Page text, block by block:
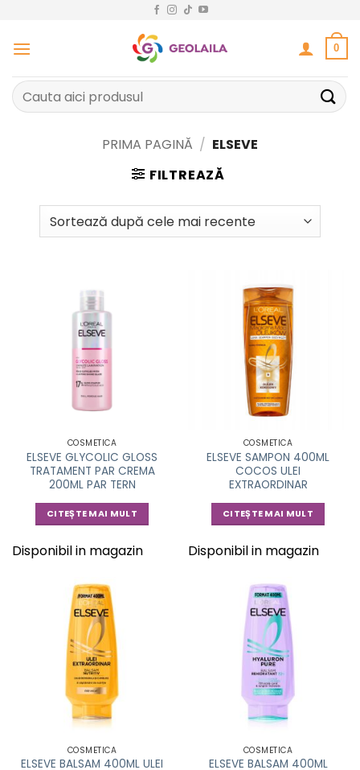
conținut
0
Caută
după:
PRIMA PAGINĂ / ELSEVE
FILTREAZĂ
COSMETICA
ELSEVE GLYCOLIC GLOSS
TRATAMENT PAR CREMA
200ML PAR TERN
CITEȘTE MAI MULT
Disponibil in magazin
COSMETICA
ELSEVE SAMPON 400ML
COCOS ULEI
EXTRAORDINAR
CITEȘTE MAI MULT
Disponibil in magazin
COSMETICA
ELSEVE BALSAM 400ML ULEI
COSMETICA
ELSEVE BALSAM 400ML